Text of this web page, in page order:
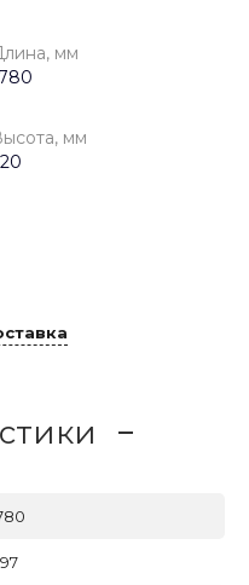
мм
мм